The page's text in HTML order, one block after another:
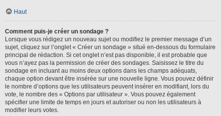
Haut
Comment puis-je créer un sondage ?
Lorsque vous rédigez un nouveau sujet ou modifiez le premier message d’un
sujet, cliquez sur l’onglet « Créer un sondage » situé en-dessous du formulaire
principal de rédaction. Si cet onglet n’est pas disponible, il est probable que
vous n’ayez pas la permission de créer des sondages. Saisissez le titre du
sondage en incluant au moins deux options dans les champs adéquats,
chaque option devant être insérée sur une nouvelle ligne. Vous pouvez définir
le nombre d’options que les utilisateurs peuvent insérer en modifiant, lors du
vote, le nombre des « Options par utilisateur ». Vous pouvez également
spécifier une limite de temps en jours et autoriser ou non les utilisateurs à
modifier leurs votes.